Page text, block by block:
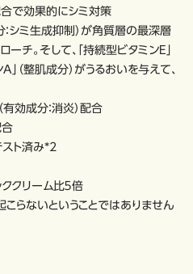
合で効果的にシミ対策
シミ生成抑制）が角質層の最深層
チ。そして、「持続型ビタミンE」
」（整肌成分）がうるおいを与えて、
効成分：消炎）配合
合
スト済み*2
クリーム比５倍
らないということではありません